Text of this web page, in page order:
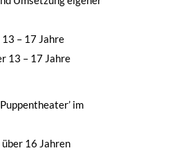
– 17 Jahre
13 – 17 Jahre
im
16 Jahren